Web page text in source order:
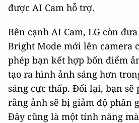
được AI Cam hỗ trợ.
Bên cạnh AI Cam, LG còn
Bright Mode mới lên camera
phép bạn kết hợp bốn điểm
tạo ra hình ảnh sáng hơn
sáng cực thấp. Đổi lại, bạn sẽ
rằng ảnh sẽ bị giảm độ phân
Đây cũng là một tính năng mà